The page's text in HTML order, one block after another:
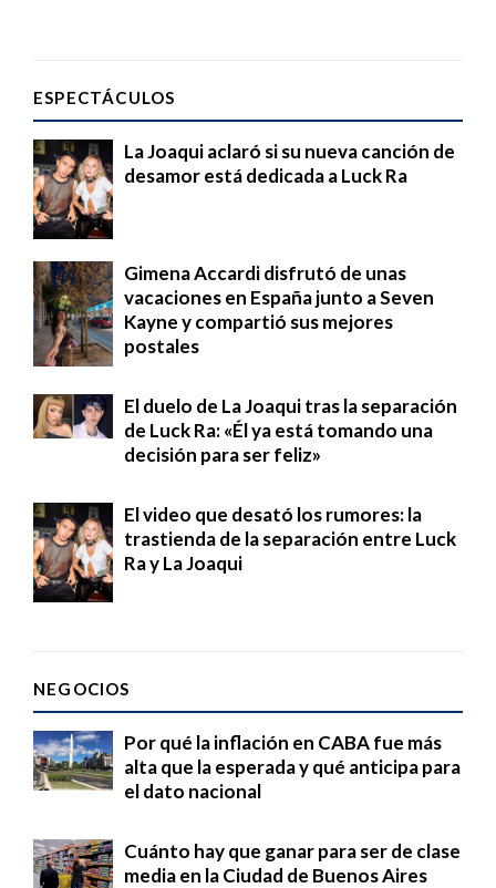
ESPECTÁCULOS
La Joaqui aclaró si su nueva canción de
desamor está dedicada a Luck Ra
Gimena Accardi disfrutó de unas
vacaciones en España junto a Seven
Kayne y compartió sus mejores
postales
El duelo de La Joaqui tras la separación
de Luck Ra: «Él ya está tomando una
decisión para ser feliz»
El video que desató los rumores: la
trastienda de la separación entre Luck
Ra y La Joaqui
NEGOCIOS
Por qué la inflación en CABA fue más
alta que la esperada y qué anticipa para
el dato nacional
Cuánto hay que ganar para ser de clase
media en la Ciudad de Buenos Aires